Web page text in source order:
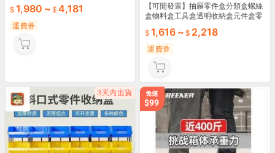
1,980 ~ 4,181
運費券
【可開發票】抽屜零件盒分類盒螺絲
盒物料盒工具盒透明收納盒元件盒零
1,616 ~ 2,218
運費券